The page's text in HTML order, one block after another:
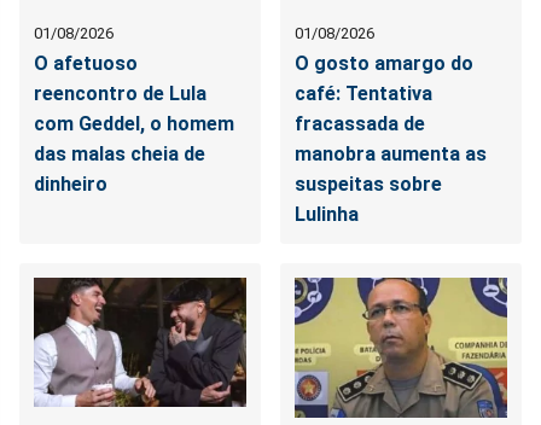
01/08/2026
O afetuoso
reencontro de Lula
com Geddel, o homem
das malas cheia de
dinheiro
01/08/2026
O gosto amargo do
café: Tentativa
fracassada de
manobra aumenta as
suspeitas sobre
Lulinha